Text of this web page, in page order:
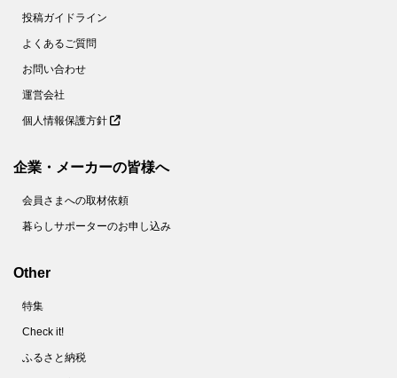
投稿ガイドライン
よくあるご質問
お問い合わせ
運営会社
個人情報保護方針
企業・メーカーの皆様へ
会員さまへの取材依頼
暮らしサポーターのお申し込み
Other
特集
Check it!
ふるさと納税